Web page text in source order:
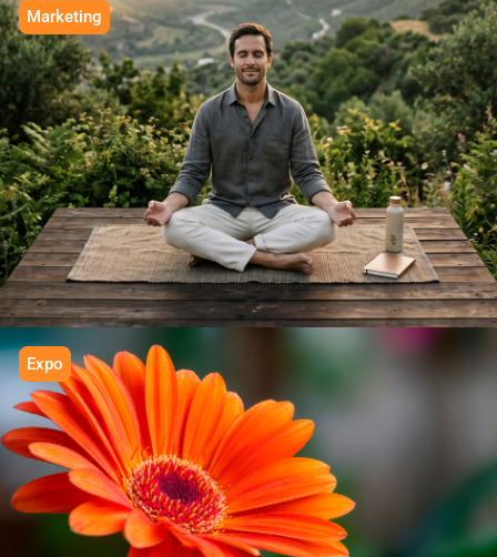
Marketing
IN BALANCE
We grow
Expo
PROFLORA
Calidad que florece